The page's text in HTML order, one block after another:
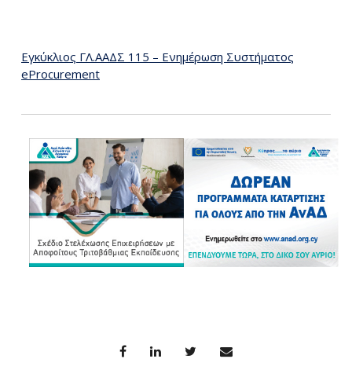
Εγκύκλιος ΓΛ.ΑΑΔΣ 115 – Ενημέρωση Συστήματος
eProcurement